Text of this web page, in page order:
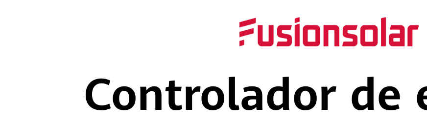
Controlador de